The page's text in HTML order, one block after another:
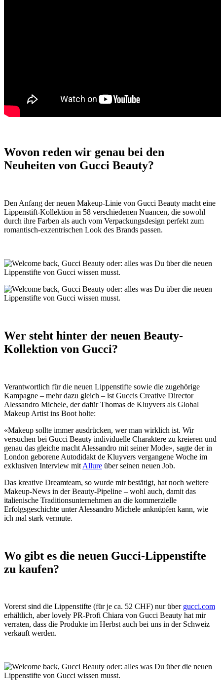
Wovon reden wir genau bei den
Neuheiten von Gucci Beauty?
Den Anfang der neuen Makeup-Linie von Gucci Beauty macht eine
Lippenstift-Kollektion in 58 verschiedenen Nuancen, die sowohl
durch ihre Farben als auch vom Verpackungsdesign perfekt zum
romantisch-exzentrischen Look des Brands passen.
Wer steht hinter der neuen Beauty-
Kollektion von Gucci?
Verantwortlich für die neuen Lippenstifte sowie die zugehörige
Kampagne – mehr dazu gleich – ist Guccis Creative Director
Alessandro Michele, der dafür Thomas de Kluyvers als Global
Makeup Artist ins Boot holte:
«Makeup sollte immer ausdrücken, wer man wirklich ist. Wir
versuchen bei Gucci Beauty individuelle Charaktere zu kreieren und
genau das gleiche macht Alessandro mit seiner Mode», sagte der in
London geborene Autodidakt de Kluyvers vergangene Woche im
exklusiven Interview mit Allure über seinen neuen Job.
Das kreative Dreamteam, so wurde mir bestätigt, hat noch weitere
Makeup-News in der Beauty-Pipeline – wohl auch, damit das
italienische Traditionsunternehmen an die kommerzielle
Erfolgsgeschichte unter Alessandro Michele anknüpfen kann, wie
ich mal stark vermute.
Wo gibt es die neuen Gucci-Lippenstifte
zu kaufen?
Vorerst sind die Lippenstifte (für je ca. 52 CHF) nur über gucci.com
erhältlich, aber lovely PR-Profi Chiara von Gucci Beauty hat mir
verraten, dass die Produkte im Herbst auch bei uns in der Schweiz
verkauft werden.